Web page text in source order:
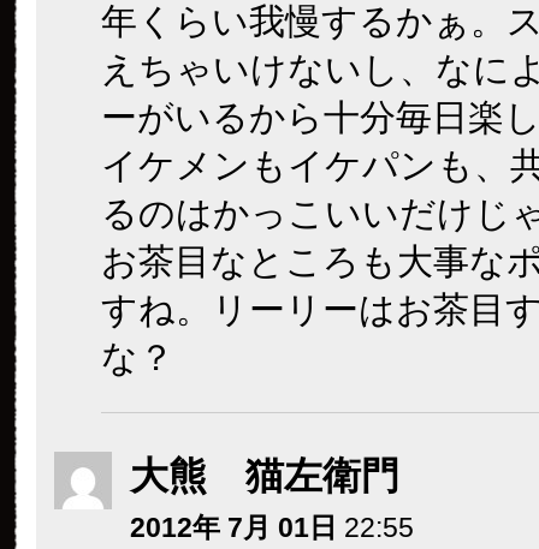
年くらい我慢するかぁ。
えちゃいけないし、なに
ーがいるから十分毎日楽
イケメンもイケパンも、
るのはかっこいいだけじ
お茶目なところも大事な
すね。リーリーはお茶目
な？
大熊 猫左衛門
2012年 7月 01日 22:55